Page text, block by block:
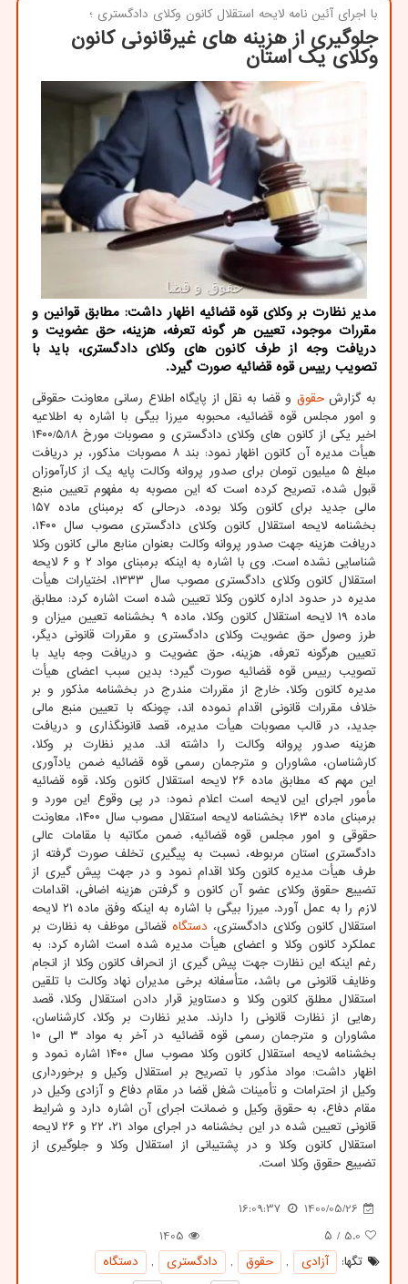
با اجرای آئین نامه لایحه استقلال كانون وكلای دادگستری ؛
جلوگیری از هزینه های غیرقانونی کانون
وکلای یک استان
مدیر نظارت بر وکلای قوه قضائیه اظهار داشت: مطابق قوانین و
مقررات موجود، تعیین هر گونه تعرفه، هزینه، حق عضویت و
دریافت وجه از طرف کانون های وکلای دادگستری، باید با
تصویب رییس قوه قضائیه صورت گیرد.
به گزارشحقوق و قضا به نقل از پایگاه اطلاع رسانی معاونت حقوقی
و امور مجلس قوه قضائیه، محبوبه میرزا بیگی با اشاره به اطلاعیه
اخیر یکی از کانون های وکلای دادگستری و مصوبات مورخ ۱۴۰۰/۵/۱۸
هیأت مدیره آن کانون اظهار نمود: بند ۸ مصوبات مذکور، بر دریافت
مبلغ ۵ میلیون تومان برای صدور پروانه وکالت پایه یک از کارآموزان
قبول شده، تصریح کرده است که این مصوبه به مفهوم تعیین منبع
مالی جدید برای کانون وکلا بوده، درحالی که برمبنای ماده ۱۵۷
بخشنامه لایحه استقلال کانون وکلای دادگستری مصوب سال ۱۴۰۰،
دریافت هزینه جهت صدور پروانه وکالت بعنوان منابع مالی کانون وکلا
شناسایی نشده است. وی با اشاره به اینکه برمبنای مواد ۲ و ۶ لایحه
استقلال کانون وکلای دادگستری مصوب سال ۱۳۳۳، اختیارات هیأت
مدیره در حدود اداره کانون وکلا تعیین شده است اشاره کرد: مطابق
ماده ۱۹ لایحه استقلال کانون وکلا، ماده ۹ بخشنامه تعیین میزان و
طرز وصول حق عضویت وکلای دادگستری و مقررات قانونی دیگر،
تعیین هرگونه تعرفه، هزینه، حق عضویت و دریافت وجه باید با
تصویب رییس قوه قضائیه صورت گیرد؛ بدین سبب اعضای هیأت
مدیره کانون وکلا، خارج از مقررات مندرج در بخشنامه مذکور و بر
خلاف مقررات قانونی اقدام نموده اند، چونکه با تعیین منبع مالی
جدید، در قالب مصوبات هیأت مدیره، قصد قانونگذاری و دریافت
هزینه صدور پروانه وکالت را داشته اند. مدیر نظارت بر وکلا،
کارشناسان، مشاوران و مترجمان رسمی قوه قضائیه ضمن یادآوری
این مهم که مطابق ماده ۲۶ لایحه استقلال کانون وکلا، قوه قضائیه
مأمور اجرای این لایحه است اعلام نمود: در پی وقوع این مورد و
برمبنای ماده ۱۶۳ بخشنامه لایحه استقلال مصوب سال ۱۴۰۰، معاونت
حقوقی و امور مجلس قوه قضائیه، ضمن مکاتبه با مقامات عالی
دادگستری استان مربوطه، نسبت به پیگیری تخلف صورت گرفته از
طرف هیأت مدیره کانون وکلا اقدام نمود و در جهت پیش گیری از
تضییع حقوق وکلای عضو آن کانون و گرفتن هزینه اضافی، اقدامات
لازم را به عمل آورد. میرزا بیگی با اشاره به اینکه وفق ماده ۲۱ لایحه
استقلال کانون وکلای دادگستری، دستگاه قضائی موظف به نظارت بر
عملکرد کانون وکلا و اعضای هیأت مدیره شده است اشاره کرد: به
رغم اینکه این نظارت جهت پیش گیری از انحراف کانون وکلا از انجام
وظایف قانونی می باشد، متأسفانه برخی مدیران نهاد وکالت با تلقین
استقلال مطلق کانون وکلا و دستاویز قرار دادن استقلال وکلا، قصد
رهایی از نظارت قانونی را دارند. مدیر نظارت بر وکلا، کارشناسان،
مشاوران و مترجمان رسمی قوه قضائیه در آخر به مواد ۳ الی ۱۰
بخشنامه لایحه استقلال کانون وکلا مصوب سال ۱۴۰۰ اشاره نمود و
اظهار داشت: مواد مذکور با تصریح بر استقلال وکیل و برخورداری
وکیل از احترامات و تأمینات شغل قضا در مقام دفاع و آزادی وکیل در
مقام دفاع، به حقوق وکیل و ضمانت اجرای آن اشاره دارد و شرایط
قانونی تعیین شده در این بخشنامه در اجرای مواد ۲۱، ۲۲ و ۲۶ لایحه
استقلال کانون وکلا و در پشتیبانی از استقلال وکلا و جلوگیری از
تضییع حقوق وکلا است.
1400/05/26
16:09:37
5.0 / ۵
1405
تگها:
آزادی , حقوق , دادگستری ,
دستگاه